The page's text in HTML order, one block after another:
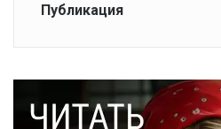
Публикация